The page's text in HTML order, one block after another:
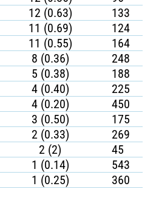
12 (0.63)
133
11 (0.69)
124
11 (0.55)
164
8 (0.36)
248
5 (0.38)
188
4 (0.40)
225
4 (0.20)
450
3 (0.50)
175
2 (0.33)
269
2 (2)
45
1 (0.14)
543
1 (0.25) 360